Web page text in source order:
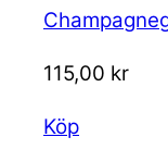
115,00 kr
Köp